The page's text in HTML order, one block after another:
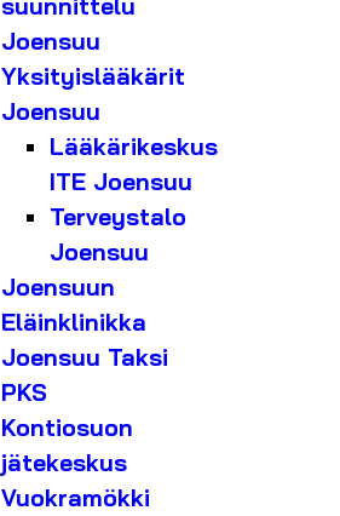
suunnittelu
Joensuu
Yksityislääkärit
Joensuu
Lääkärikeskus
ITE Joensuu
Terveystalo
Joensuu
Joensuun
Eläinklinikka
Joensuu Taksi
PKS
Kontiosuon
jätekeskus
Vuokramökki